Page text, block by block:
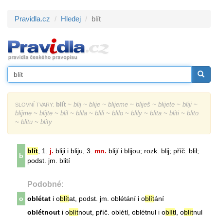
Pravidla.cz Hledej blít
SLOVNÍ TVARY: blít ~ blij ~ blije ~ blijeme ~ bliješ ~ blijete ~ bliji ~
blijme ~ blijte ~ blil ~ blila ~ blili ~ blilo ~ blily ~ blita ~ bliti ~ blito
~ blitu ~ blity
b
blít , 1. j. bliji i bliju, 3. mn. blijí i blijou; rozk. blij; příč. blil;
podst. jm. blití
Podobné:
o oblétat i oblítat, podst. jm. oblétání i oblítání
oblétnout i oblítnout, příč. oblétl, oblétnul i oblítl, oblítnul